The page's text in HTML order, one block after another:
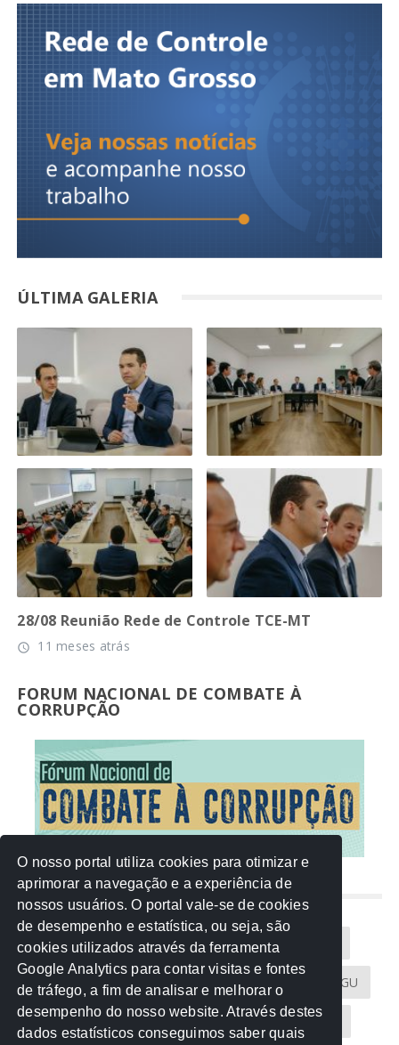
ÚLTIMA GALERIA
28/08 Reunião Rede de Controle TCE-MT
access_time 11 meses atrás
FORUM NACIONAL DE COMBATE À
CORRUPÇÃO
NUVEM DE TAGS
Acontece na Rede AGU AMM
Atricon Audicom CAU-MT CGU
CREA-MT Eventos MPC-MT MPE-MT
O nosso portal utiliza cookies para otimizar e
aprimorar a navegação e a experiência de
nossos usuários. O portal vale-se de cookies
de desempenho e estatística, ou seja, são
cookies utilizados através da ferramenta
Google Analytics para contar visitas e fontes
de tráfego, a fim de analisar e melhorar o
desempenho do nosso website. Através destes
dados estatísticos conseguimos saber quais